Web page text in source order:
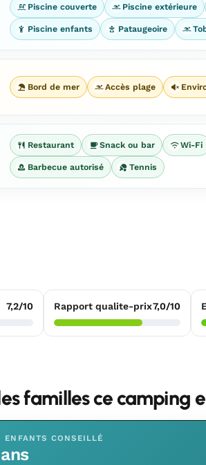
Piscine couverte Piscine extérieure
Piscine enfants Pataugeoire
Bord de mer Accès plage
Restaurant Snack ou bar Wi-Fi
Barbecue autorisé Tennis
7,2/10 Rapport qualite-prix7,0/10
familles ce camping
ENFANTS CONSEILLÉ